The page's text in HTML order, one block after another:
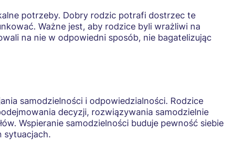
potrzeby. Dobry rodzic potrafi dostrzec te
Ważne jest, aby rodzice byli wrażliwi na
na nie w odpowiedni sposób, nie bagatelizując
samodzielności i odpowiedzialności. Rodzice
decyzji, rozwiązywania samodzielnie
Wspieranie samodzielności buduje pewność siebie
sytuacjach.